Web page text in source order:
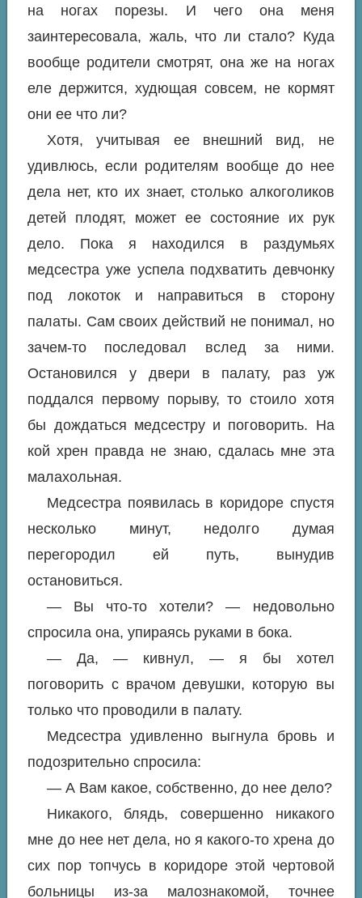
на ногах порезы. И чего она меня
заинтересовала, жаль, что ли стало? Куда
вообще родители смотрят, она же на ногах
еле держится, худющая совсем, не кормят
они ее что ли?
Хотя, учитывая ее внешний вид, не
удивлюсь, если родителям вообще до нее
дела нет, кто их знает, столько алкоголиков
детей плодят, может ее состояние их рук
дело. Пока я находился в раздумьях
медсестра уже успела подхватить девчонку
под локоток и направиться в сторону
палаты. Сам своих действий не понимал, но
зачем-то последовал вслед за ними.
Остановился у двери в палату, раз уж
поддался первому порыву, то стоило хотя
бы дождаться медсестру и поговорить. На
кой хрен правда не знаю, сдалась мне эта
малахольная.
Медсестра появилась в коридоре спустя
несколько минут, недолго думая
перегородил ей путь, вынудив
остановиться.
— Вы что-то хотели? — недовольно
спросила она, упираясь руками в бока.
— Да, — кивнул, — я бы хотел
поговорить с врачом девушки, которую вы
только что проводили в палату.
Медсестра удивленно выгнула бровь и
подозрительно спросила:
— А Вам какое, собственно, до нее дело?
Никакого, блядь, совершенно никакого
мне до нее нет дела, но я какого-то хрена до
сих пор топчусь в коридоре этой чертовой
больницы из-за малознакомой, точнее